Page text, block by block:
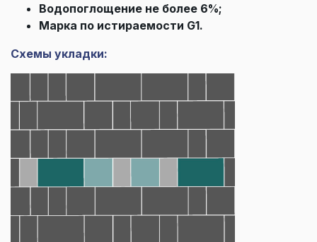
Водопоглощение не более 6%;
Марка по истираемости G1.
Схемы укладки: